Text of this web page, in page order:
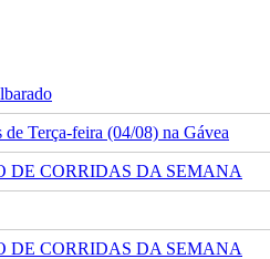
Terça-feira (04/08) na Gávea
DE CORRIDAS DA SEMANA
DE CORRIDAS DA SEMANA